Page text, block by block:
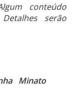
conteúdo
serão
Minato